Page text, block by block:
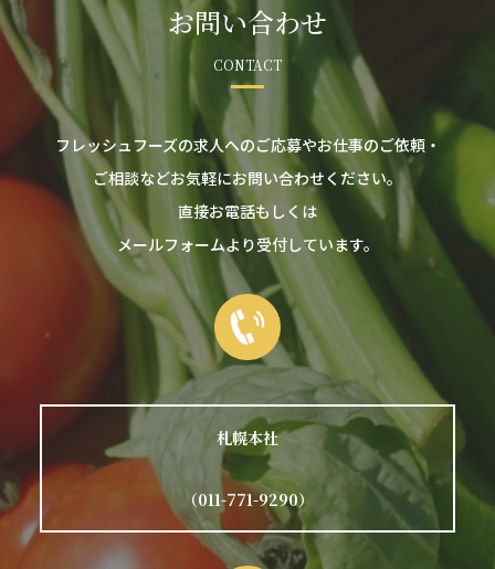
お問い合わせ
CONTACT
フレッシュフーズの求人へのご応募やお仕事のご依頼・
ご相談などお気軽にお問い合わせください。
直接お電話もしくは
メールフォームより受付しています。
札幌本社
（011-771-9290）